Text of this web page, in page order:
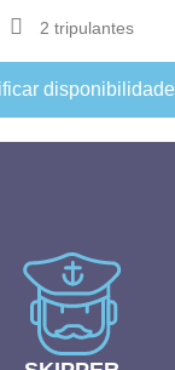
2 tripulantes
disponibilidade